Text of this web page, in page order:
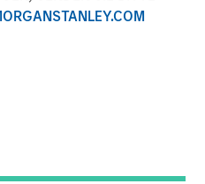
8, 2023
Platform is Data and
All Observability
Incident Root Cause